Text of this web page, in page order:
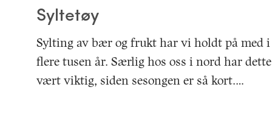
Syltetøy
Sylting av bær og frukt har vi holdt på med i
flere tusen år. Særlig hos oss i nord har dette
vært viktig, siden sesongen er så kort.…